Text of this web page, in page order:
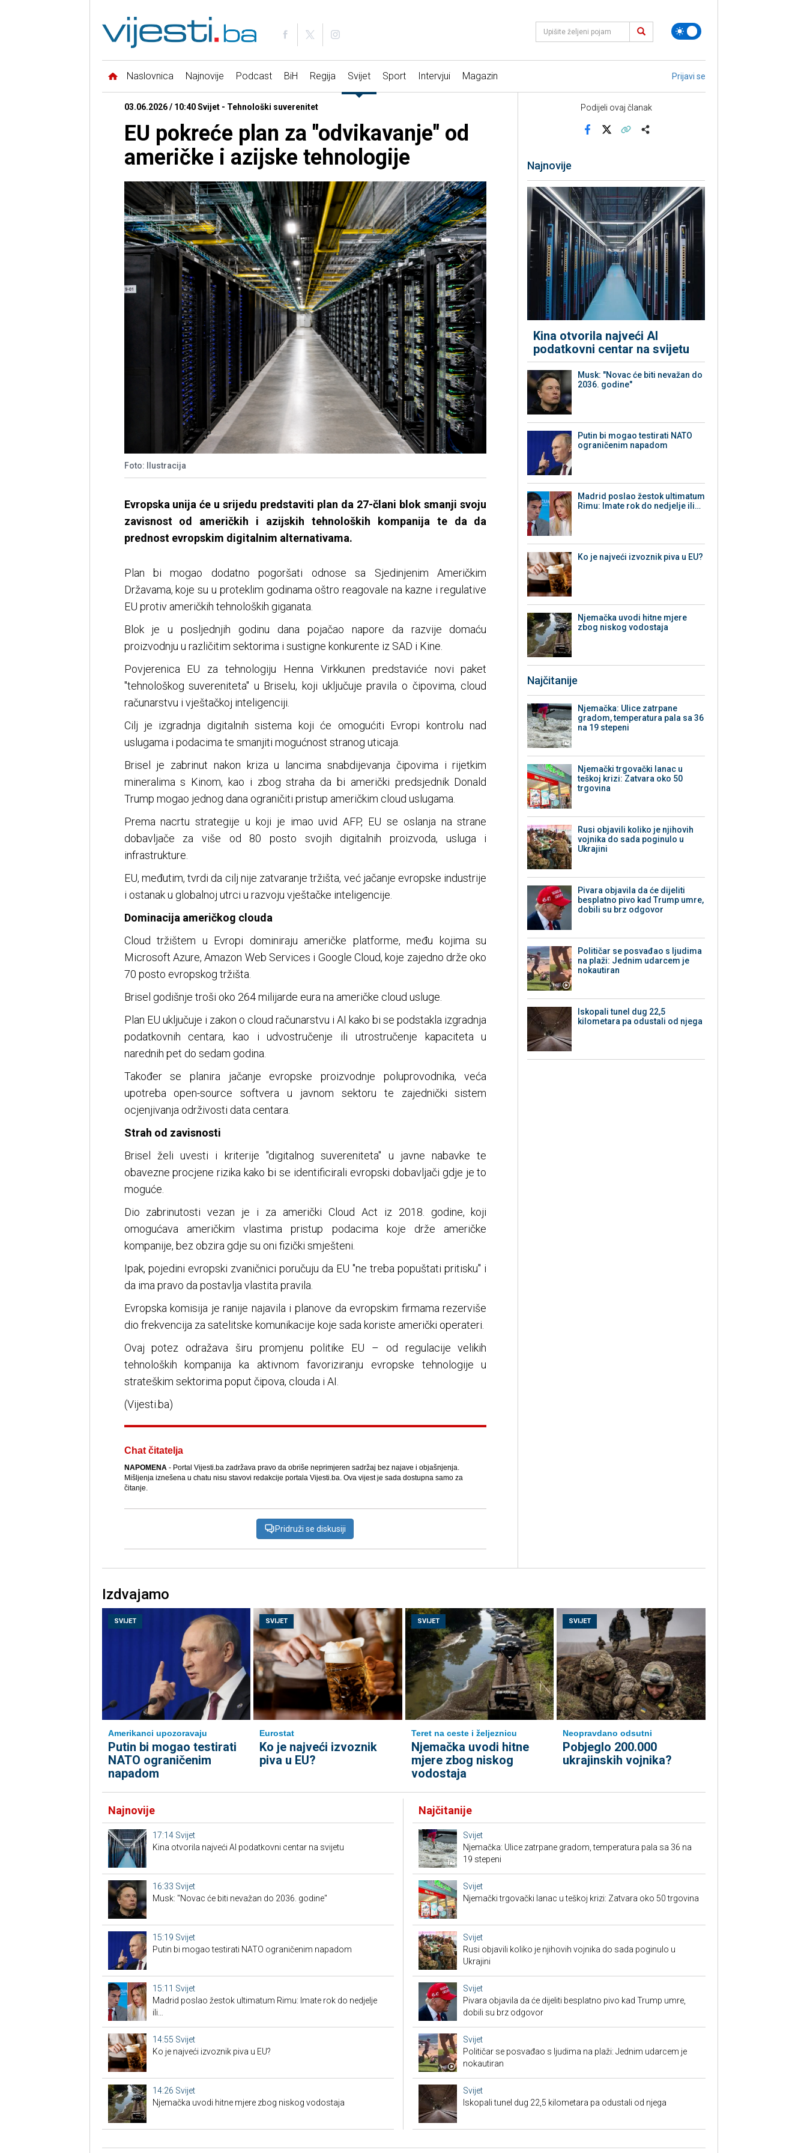
Naslovnica Najnovije Podcast BiH Regija Svijet Sport Intervjui Magazin Prijavi se
03.06.2026 / 10:40 Svijet - Tehnološki suverenitet
EU pokreće plan za "odvikavanje" od
američke i azijske tehnologije
Foto: Ilustracija
Evropska unija će u srijedu predstaviti plan da 27-člani blok smanji svoju
zavisnost od američkih i azijskih tehnoloških kompanija te da da
prednost evropskim digitalnim alternativama.
Plan bi mogao dodatno pogoršati odnose sa Sjedinjenim Američkim
Državama, koje su u proteklim godinama oštro reagovale na kazne i regulative
EU protiv američkih tehnoloških giganata.
Blok je u posljednjih godinu dana pojačao napore da razvije domaću
proizvodnju u različitim sektorima i sustigne konkurente iz SAD i Kine.
Povjerenica EU za tehnologiju Henna Virkkunen predstaviće novi paket
"tehnološkog suvereniteta" u Briselu, koji uključuje pravila o čipovima, cloud
računarstvu i vještačkoj inteligenciji.
Cilj je izgradnja digitalnih sistema koji će omogućiti Evropi kontrolu nad
uslugama i podacima te smanjiti mogućnost stranog uticaja.
Brisel je zabrinut nakon kriza u lancima snabdijevanja čipovima i rijetkim
mineralima s Kinom, kao i zbog straha da bi američki predsjednik Donald
Trump mogao jednog dana ograničiti pristup američkim cloud uslugama.
Prema nacrtu strategije u koji je imao uvid AFP, EU se oslanja na strane
dobavljače za više od 80 posto svojih digitalnih proizvoda, usluga i
infrastrukture.
EU, međutim, tvrdi da cilj nije zatvaranje tržišta, već jačanje evropske industrije
i ostanak u globalnoj utrci u razvoju vještačke inteligencije.
Dominacija američkog clouda
Cloud tržištem u Evropi dominiraju američke platforme, među kojima su
Microsoft Azure, Amazon Web Services i Google Cloud, koje zajedno drže oko
70 posto evropskog tržišta.
Brisel godišnje troši oko 264 milijarde eura na američke cloud usluge.
Plan EU uključuje i zakon o cloud računarstvu i AI kako bi se podstakla izgradnja
podatkovnih centara, kao i udvostručenje ili utrostručenje kapaciteta u
narednih pet do sedam godina.
Također se planira jačanje evropske proizvodnje poluprovodnika, veća
upotreba open-source softvera u javnom sektoru te zajednički sistem
ocjenjivanja održivosti data centara.
Strah od zavisnosti
Brisel želi uvesti i kriterije "digitalnog suvereniteta" u javne nabavke te
obavezne procjene rizika kako bi se identificirali evropski dobavljači gdje je to
moguće.
Dio zabrinutosti vezan je i za američki Cloud Act iz 2018. godine, koji
omogućava američkim vlastima pristup podacima koje drže američke
kompanije, bez obzira gdje su oni fizički smješteni.
Ipak, pojedini evropski zvaničnici poručuju da EU "ne treba popuštati pritisku" i
da ima pravo da postavlja vlastita pravila.
Evropska komisija je ranije najavila i planove da evropskim firmama rezerviše
dio frekvencija za satelitske komunikacije koje sada koriste američki operateri.
Ovaj potez odražava širu promjenu politike EU – od regulacije velikih
tehnoloških kompanija ka aktivnom favoriziranju evropske tehnologije u
strateškim sektorima poput čipova, clouda i AI.
(Vijesti.ba)
Chat čitatelja
NAPOMENA- Portal Vijesti.ba zadržava pravo da obriše neprimjeren sadržaj bez najave i objašnjenja.
Mišljenja iznešena u chatu nisu stavovi redakcije portala Vijesti.ba. Ova vijest je sada dostupna samo za
čitanje.
Pridruži se diskusiji
Podijeli ovaj članak
Najnovije
Kina otvorila najveći AI
podatkovni centar na svijetu
Musk: "Novac će biti nevažan do
2036. godine"
Putin bi mogao testirati NATO
ograničenim napadom
Madrid poslao žestok ultimatum
Rimu: Imate rok do nedjelje ili…
Ko je najveći izvoznik piva u EU?
Njemačka uvodi hitne mjere
zbog niskog vodostaja
Najčitanije
Njemačka: Ulice zatrpane
gradom, temperatura pala sa 36
na 19 stepeni
Njemački trgovački lanac u
teškoj krizi: Zatvara oko 50
trgovina
Rusi objavili koliko je njihovih
vojnika do sada poginulo u
Ukrajini
Pivara objavila da će dijeliti
besplatno pivo kad Trump umre,
dobili su brz odgovor
Političar se posvađao s ljudima
na plaži: Jednim udarcem je
nokautiran
Iskopali tunel dug 22,5
kilometara pa odustali od njega
Izdvajamo
SVIJET
Amerikanci upozoravaju
Putin bi mogao testirati
NATO ograničenim
napadom
SVIJET
Eurostat
Ko je najveći izvoznik
piva u EU?
SVIJET
Teret na ceste i željeznicu
Njemačka uvodi hitne
mjere zbog niskog
vodostaja
SVIJET
Neopravdano odsutni
Pobjeglo 200.000
ukrajinskih vojnika?
Najnovije
17:14 Svijet
Kina otvorila najveći AI podatkovni centar na svijetu
16:33 Svijet
Musk: "Novac će biti nevažan do 2036. godine"
15:19 Svijet
Putin bi mogao testirati NATO ograničenim napadom
15:11 Svijet
Madrid poslao žestok ultimatum Rimu: Imate rok do nedjelje
ili…
14:55 Svijet
Ko je najveći izvoznik piva u EU?
14:26 Svijet
Njemačka uvodi hitne mjere zbog niskog vodostaja
Najčitanije
Svijet
Njemačka: Ulice zatrpane gradom, temperatura pala sa 36 na
19 stepeni
Svijet
Njemački trgovački lanac u teškoj krizi: Zatvara oko 50 trgovina
Svijet
Rusi objavili koliko je njihovih vojnika do sada poginulo u
Ukrajini
Svijet
Pivara objavila da će dijeliti besplatno pivo kad Trump umre,
dobili su brz odgovor
Svijet
Političar se posvađao s ljudima na plaži: Jednim udarcem je
nokautiran
Svijet
Iskopali tunel dug 22,5 kilometara pa odustali od njega